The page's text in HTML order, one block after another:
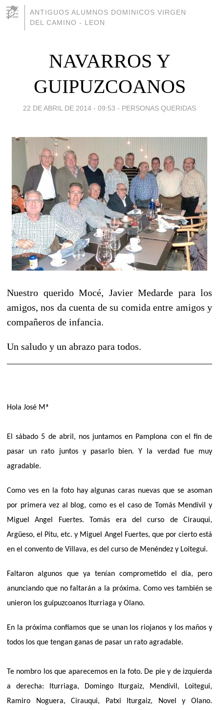
ANTIGUOS ALUMNOS DOMINICOS VIRGEN
DEL CAMINO - LEON
NAVARROS Y
GUIPUZCOANOS
22 DE ABRIL DE 2014 - 09:53 - PERSONAS QUERIDAS
Nuestro querido Mocé, Javier Medarde para los
amigos, nos da cuenta de su comida entre amigos y
compañeros de infancia.
Un saludo y un abrazo para todos.
Hola José Mª
El sábado 5 de abril, nos juntamos en Pamplona con el fin de
pasar un rato juntos y pasarlo bien. Y la verdad fue muy
agradable.
Como ves en la foto hay algunas caras nuevas que se asoman
por primera vez al blog, como es el caso de Tomás Mendívil y
Miguel Angel Fuertes. Tomás era del curso de Cirauqui,
Argüeso, el Pitu, etc. y Miguel Angel Fuertes, que por cierto está
en el convento de Villava, es del curso de Menéndez y Loitegui.
Faltaron algunos que ya tenían comprometido el día, pero
anunciando que no faltarán a la próxima. Como ves también se
unieron los guipuzcoanos Iturriaga y Olano.
En la próxima confiamos que se unan los riojanos y los maños y
todos los que tengan ganas de pasar un rato agradable.
Te nombro los que aparecemos en la foto. De pie y de izquierda
a derecha: Iturriaga, Domingo Iturgaiz, Mendívil, Loitegui,
Ramiro Noguera, Cirauqui, Patxi Iturgaiz, Novel y Olano.